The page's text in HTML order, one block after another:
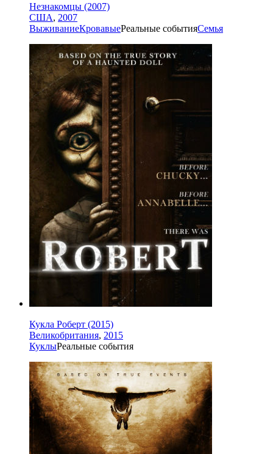
Незнакомцы (2007)
США, 2007
ВыживаниеКровавыеРеальные событияСемья
Кукла Роберт (2015)
Великобритания, 2015
КуклыРеальные события